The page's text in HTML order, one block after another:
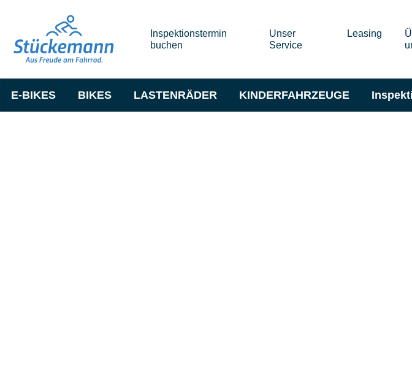
Inspektionstermin
buchen
Unser
Service
Leasing
E-BIKES BIKES LASTENRÄDER KINDERFAHRZEUGE